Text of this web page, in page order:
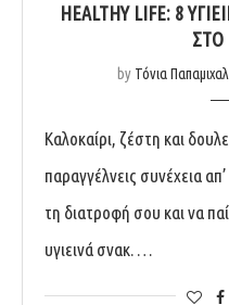
HEALTHY LIFE: 8
ΣΤΟ
by Τόνια
Καλοκαίρι, ζέστη και
παραγγέλνεις συνέχεια
τη διατροφή σου και να
υγιεινά σνακ. …